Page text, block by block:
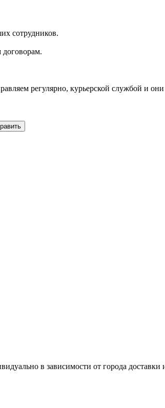
сотрудников.
регулярно, курьерской службой и они
в зависимости от города